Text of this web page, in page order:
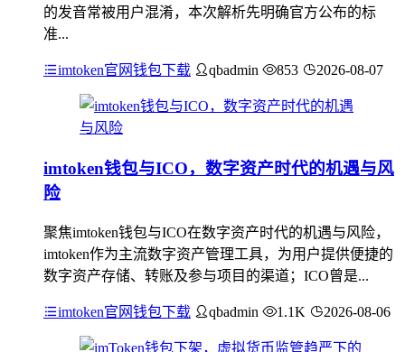
的发音常被用户混淆，本次解析先明确官方公布的标
准...
imtoken官网钱包下载 qbadmin 853 2026-08-07
imtoken钱包与ICO，数字资产时代的机遇与风
险
聚焦imtoken钱包与ICO在数字资产时代的机遇与风险，
imtoken作为主流数字资产管理工具，为用户提供便捷的
数字资产存储、转账及参与项目的渠道；ICO曾是...
imtoken官网钱包下载 qbadmin 1.1K 2026-08-06